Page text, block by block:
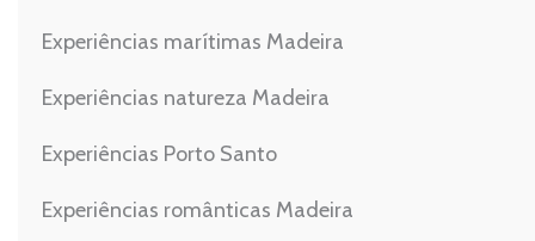
Experiências marítimas Madeira
Experiências natureza Madeira
Experiências Porto Santo
Experiências românticas Madeira